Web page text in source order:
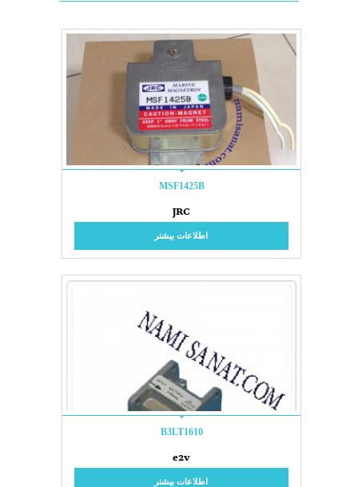
MSF1425B
JRC
اطلاعات بیشتر
B3LT1610
e2v
اطلاعات بیشتر